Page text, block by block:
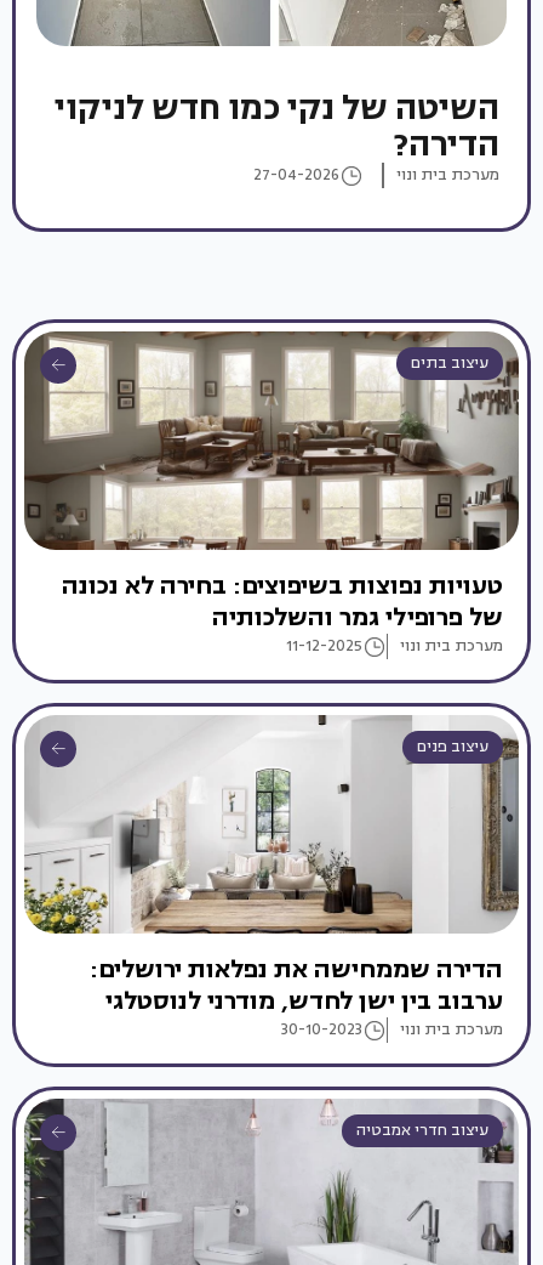
השיטה של נקי כמו חדש לניקוי
הדירה?
מערכת בית ונוי 27-04-2026
עיצוב בתים
טעויות נפוצות בשיפוצים: בחירה לא נכונה
של פרופילי גמר והשלכותיה
מערכת בית ונוי 11-12-2025
עיצוב פנים
הדירה שממחישה את נפלאות ירושלים:
ערבוב בין ישן לחדש, מודרני לנוסטלגי
מערכת בית ונוי 30-10-2023
עיצוב חדרי אמבטיה